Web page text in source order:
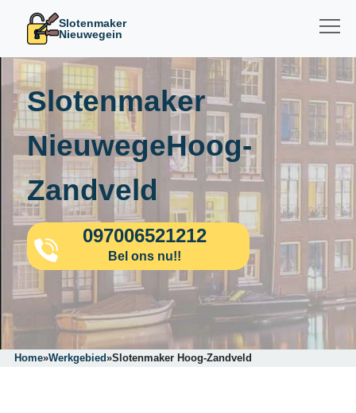
Slotenmaker
Nieuwegein
Slotenmaker
NieuwegeHoog-
Zandveld
097006521212
Bel ons nu!!
Home»Werkgebied»Slotenmaker Hoog-Zandveld